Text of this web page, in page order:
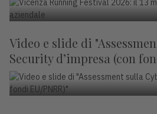
Video e slide di
Security d’impresa (con